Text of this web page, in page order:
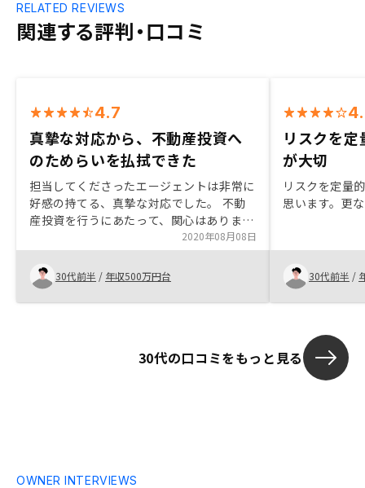
関連する評判・口コミ
RELATED REVIEWS
4.7
真摯な対応から、不動産投資へ
のためらいを払拭できた
担当してくださったエージェントは非常に
好感の持てる、真摯な対応でした。 不動
産投資を行うにあたって、関心はありまし
たが、不確定要素も多く、実際の投資には
二の足を踏んでいました。 担当のエージ
ェントさんは、その不確定要素（将来にお
ける物件および家賃の下落、自然災害のリ
スク、空室リスクや諸経費を厳しめに見た
動産投資は「めちゃくくちゃ儲かるもの」
2020年08月08日
30代前半 / 年収500万円台
リスクを
が大切
リスクを定量
思います。更
30代前半 /
30代の口コミをもっと見る
OWNER INTERVIEWS